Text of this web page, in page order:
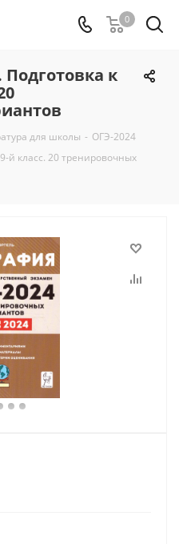
0
Подготовка к
для школы - ОГЭ-2024
й класс. 20 тренировочных